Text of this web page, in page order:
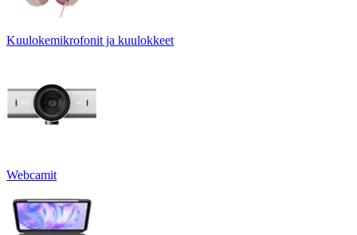
Kuulokemikrofonit ja kuulokkeet
Webcamit